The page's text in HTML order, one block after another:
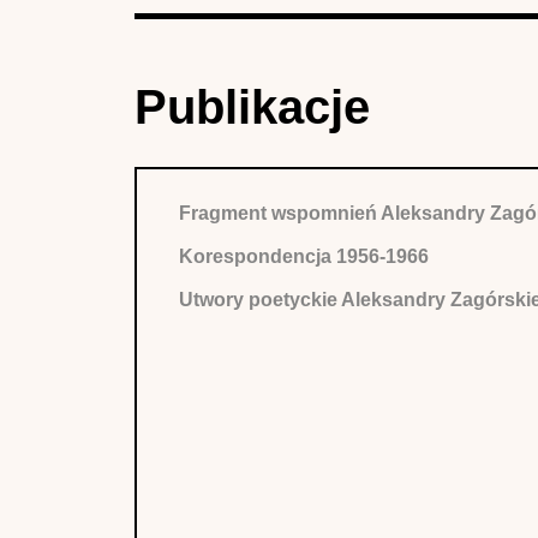
Publikacje
Fragment wspomnień Aleksandry
Korespondencja 1956-1966
Utwory poetyckie Aleksandry